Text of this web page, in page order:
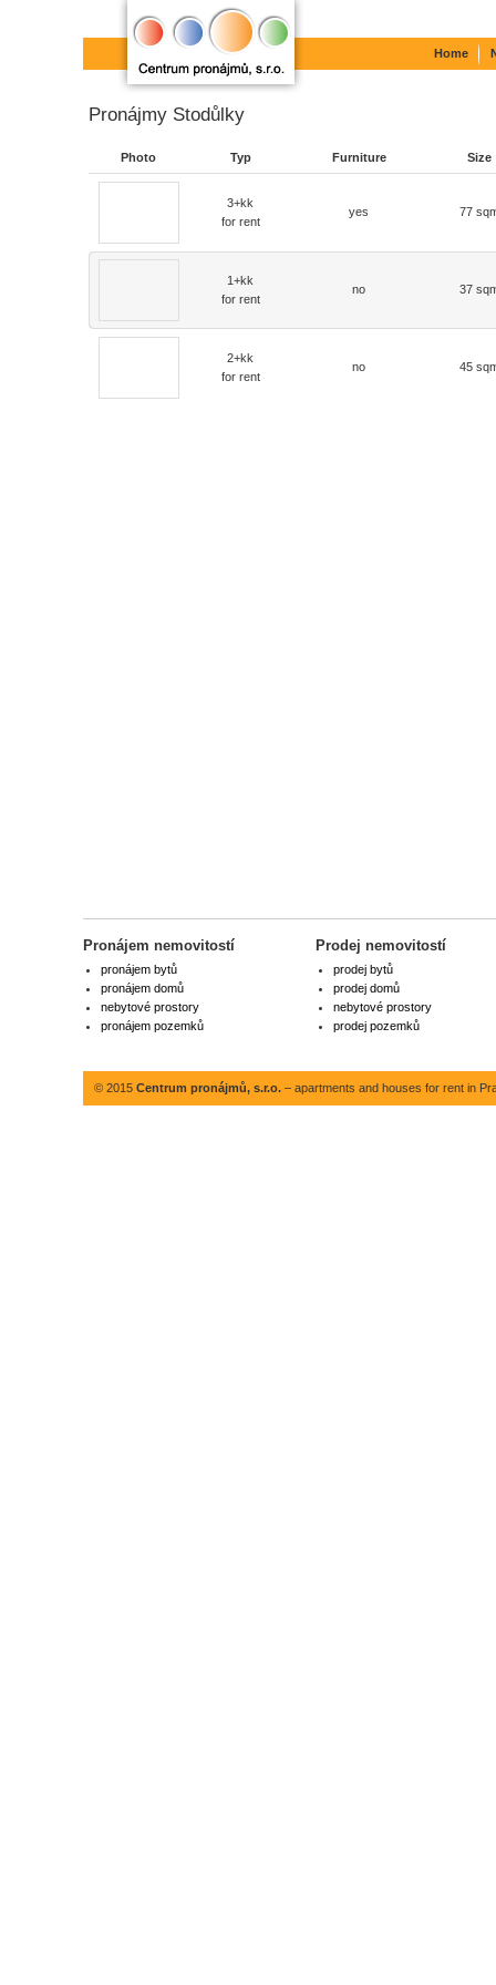
Pronájmy Stodůlky
Photo Typ Furniture Size
3+kk
for rent
yes 77
1+kk
for rent
no 37
2+kk
for rent
no 45
Home
Pronájem nemovitostí
pronájem bytů
pronájem domů
nebytové prostory
pronájem pozemků
Prodej nemovitostí
prodej bytů
prodej domů
nebytové prostory
prodej pozemků
© 2015 Centrum pronájmů, s.r.o.– apartments and houses for rent in